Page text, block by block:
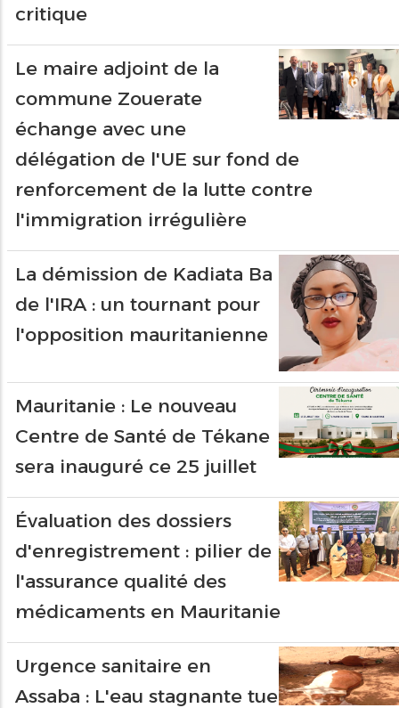
critique
Le maire adjoint de la
commune Zouerate
échange avec une
délégation de l'UE sur fond de
renforcement de la lutte contre
l'immigration irrégulière
La démission de Kadiata Ba
de l'IRA : un tournant pour
l'opposition mauritanienne
Mauritanie : Le nouveau
Centre de Santé de Tékane
sera inauguré ce 25 juillet
Évaluation des dossiers
d'enregistrement : pilier de
l'assurance qualité des
médicaments en Mauritanie
Urgence sanitaire en
Assaba : L'eau stagnante tue